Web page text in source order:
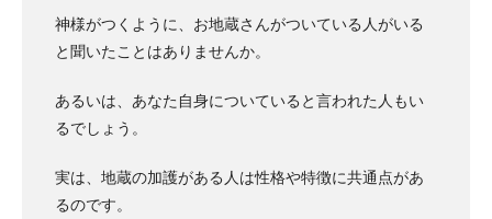
神様がつくように、お地蔵さんがついている人がいる
と聞いたことはありませんか。
あるいは、あなた自身についていると言われた人もい
るでしょう。
実は、地蔵の加護がある人は性格や特徴に共通点があ
るのです。